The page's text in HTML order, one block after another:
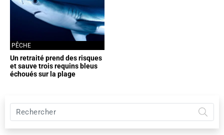
Un retraité prend des risques
et sauve trois requins bleus
échoués sur la plage
PÊCHE
Rechercher
Pêche